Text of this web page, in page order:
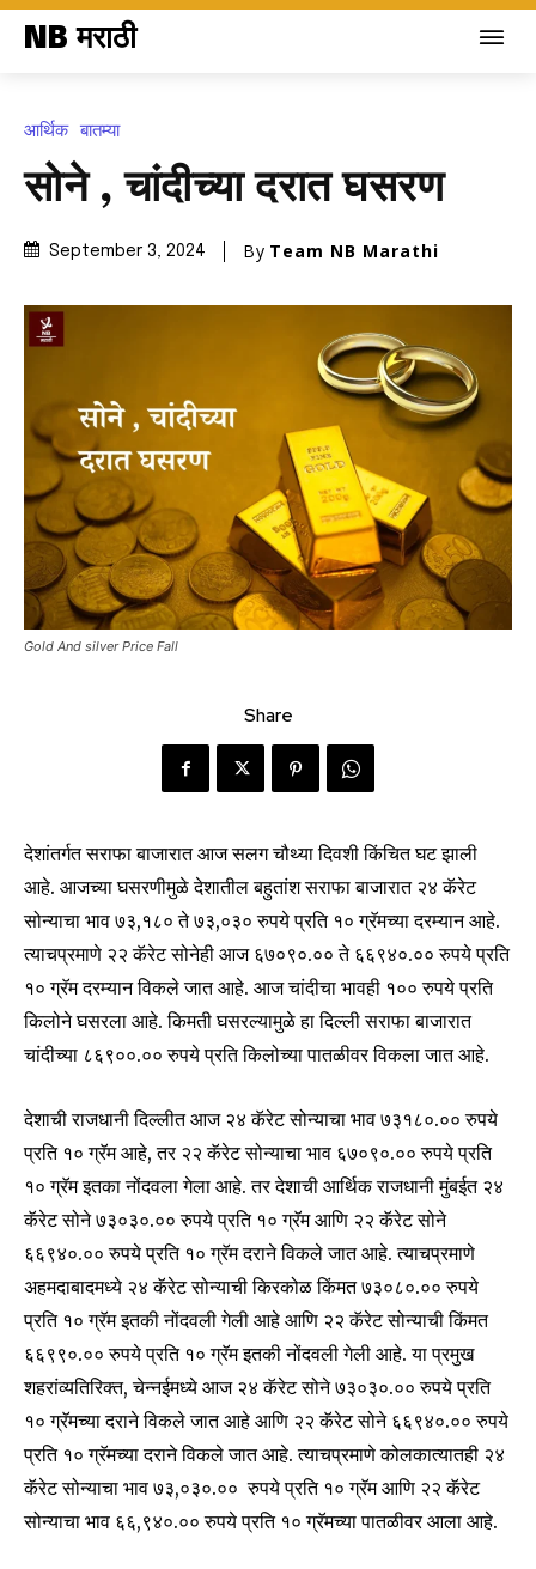
Join our community of
SUBSCRIBERS and be part of the
conversation.
NB मराठी
आर्थिक बातम्या
सोने , चांदीच्या दरात घसरण
September 3, 2024 By Team NB Marathi
Gold And silver Price Fall
Share
देशांतर्गत सराफा बाजारात आज सलग चौथ्या दिवशी किंचित घट झाली
आहे. आजच्या घसरणीमुळे देशातील बहुतांश सराफा बाजारात २४ कॅरेट
सोन्याचा भाव ७३,१८० ते ७३,०३० रुपये प्रति १० ग्रॅमच्या दरम्यान आहे.
त्याचप्रमाणे २२ कॅरेट सोनेही आज ६७०९०.०० ते ६६९४०.०० रुपये प्रति
१० ग्रॅम दरम्यान विकले जात आहे. आज चांदीचा भावही १०० रुपये प्रति
किलोने घसरला आहे. किमती घसरल्यामुळे हा दिल्ली सराफा बाजारात
चांदीच्या ८६९००.०० रुपये प्रति किलोच्या पातळीवर विकला जात आहे.
देशाची राजधानी दिल्लीत आज २४ कॅरेट सोन्याचा भाव ७३१८०.०० रुपये
प्रति १० ग्रॅम आहे, तर २२ कॅरेट सोन्याचा भाव ६७०९०.०० रुपये प्रति
१० ग्रॅम इतका नोंदवला गेला आहे. तर देशाची आर्थिक राजधानी मुंबईत २४
कॅरेट सोने ७३०३०.०० रुपये प्रति १० ग्रॅम आणि २२ कॅरेट सोने
६६९४०.०० रुपये प्रति १० ग्रॅम दराने विकले जात आहे. त्याचप्रमाणे
अहमदाबादमध्ये २४ कॅरेट सोन्याची किरकोळ किंमत ७३०८०.०० रुपये
प्रति १० ग्रॅम इतकी नोंदवली गेली आहे आणि २२ कॅरेट सोन्याची किंमत
६६९९०.०० रुपये प्रति १० ग्रॅम इतकी नोंदवली गेली आहे. या प्रमुख
शहरांव्यतिरिक्त, चेन्नईमध्ये आज २४ कॅरेट सोने ७३०३०.०० रुपये प्रति
१० ग्रॅमच्या दराने विकले जात आहे आणि २२ कॅरेट सोने ६६९४०.०० रुपये
प्रति १० ग्रॅमच्या दराने विकले जात आहे. त्याचप्रमाणे कोलकात्यातही २४
कॅरेट सोन्याचा भाव ७३,०३०.०० रुपये प्रति १० ग्रॅम आणि २२ कॅरेट
सोन्याचा भाव ६६,९४०.०० रुपये प्रति १० ग्रॅमच्या पातळीवर आला आहे.